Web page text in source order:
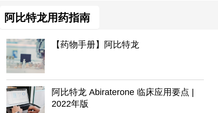
阿比特龙用药指南
【药物手册】阿比特龙
阿比特龙 Abiraterone 临床应用要点 |
2022年版